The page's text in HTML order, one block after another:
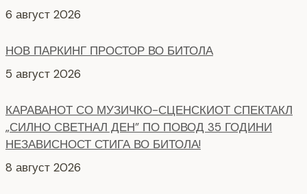
6 август 2026
НОВ ПАРКИНГ ПРОСТОР ВО БИТОЛА
5 август 2026
КАРАВАНОТ СО МУЗИЧКО-СЦЕНСКИОТ СПЕКТАКЛ
„СИЛНО СВЕТНАЛ ДЕН” ПО ПОВОД 35 ГОДИНИ
НЕЗАВИСНОСТ СТИГА ВО БИТОЛА!
8 август 2026